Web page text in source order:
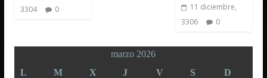
3304
0
11 diciembre,
3306
0
marzo 2026
L
M X J V S D